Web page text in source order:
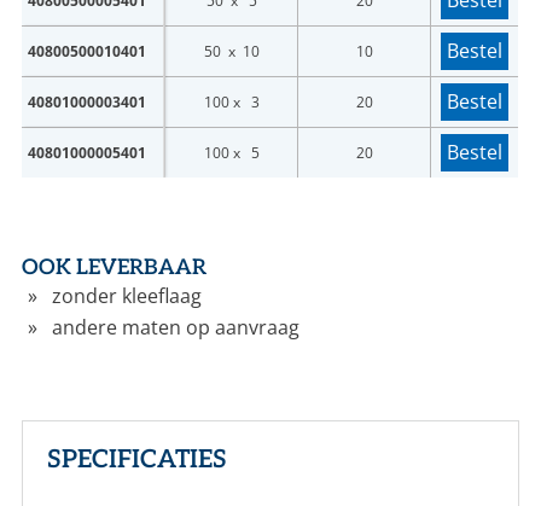
40800500010401 50 x 10 10 Bestel
40801000003401 100 x 3 20 Bestel
40801000005401 100 x 5 20 Bestel
OOK LEVERBAAR
zonder kleeflaag
andere maten op aanvraag
SPECIFICATIES
Login
Nog geen account bij ons?
Maak eerst een persoonlijk account aan